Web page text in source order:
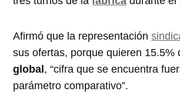
Afirmó que la representación
sus ofertas, porque quieren 15.5%
global, “cifra que se encuentra
parámetro comparativo”.